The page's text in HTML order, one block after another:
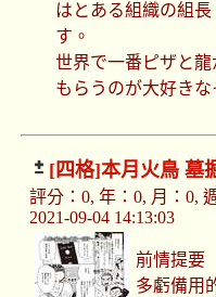
はとある組織の組
す。
世界で一番ピザと
もらうのが大好きな
[四格]本月火鳥 墓
評分：0, 年：0, 月：0,
2021-09-04 14:13:03
前情提要
多虧備用